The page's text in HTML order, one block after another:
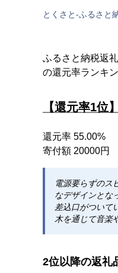
とくさと-ふるさと
ふるさと納税返
の還元率ランキ
【還元率1位
還元率 55.00%
寄付額 20000円
電源要らずのス
なデザインとな
差込口がついて
木を通じて音楽
2位以降の返礼